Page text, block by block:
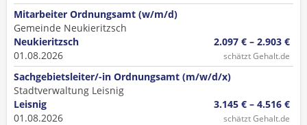
Mitarbeiter Ordnungsamt (w/m/d)
Gemeinde Neukieritzsch
Neukieritzsch
01.08.2026
2.097 € – 2.903 €
schätzt Gehalt.de
Sachgebietsleiter/-in Ordnungsamt (m/w/d/x)
Stadtverwaltung Leisnig
Leisnig
01.08.2026
3.145 € – 4.516 €
schätzt Gehalt.de